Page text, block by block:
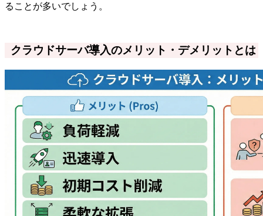
ることが多いでしょう。
クラウドサーバ導入のメリット・デメリットとは